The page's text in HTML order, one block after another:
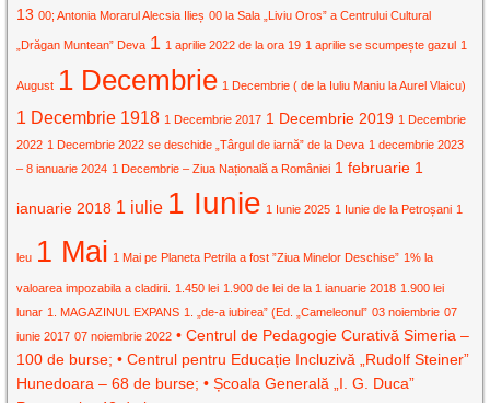
13 00; Antonia Morarul Alecsia Ilieș 00 la Sala „Liviu Oros” a Centrului Cultural
„Drăgan Muntean” Deva 1 1 aprilie 2022 de la ora 19 1 aprilie se scumpește gazul 1
August 1 Decembrie 1 Decembrie ( de la Iuliu Maniu la Aurel Vlaicu)
1 Decembrie 1918 1 Decembrie 2017 1 Decembrie 2019 1 Decembrie
2022 1 Decembrie 2022 se deschide „Târgul de iarnă” de la Deva 1 decembrie 2023
– 8 ianuarie 2024 1 Decembrie – Ziua Națională a României 1 februarie 1
ianuarie 2018 1 iulie 1 Iunie 1 Iunie 2025 1 Iunie de la Petroșani 1
leu 1 Mai 1 Mai pe Planeta Petrila a fost ”Ziua Minelor Deschise” 1% la
valoarea impozabila a cladirii. 1.450 lei 1.900 de lei de la 1 ianuarie 2018 1.900 lei
lunar 1. MAGAZINUL EXPANS 1. „de-a iubirea” (Ed. „Cameleonul” 03 noiembrie 07
iunie 2017 07 noiembrie 2022 • Centrul de Pedagogie Curativă Simeria –
100 de burse; • Centrul pentru Educație Incluzivă „Rudolf Steiner”
Hunedoara – 68 de burse; • Școala Generală „I. G. Duca”